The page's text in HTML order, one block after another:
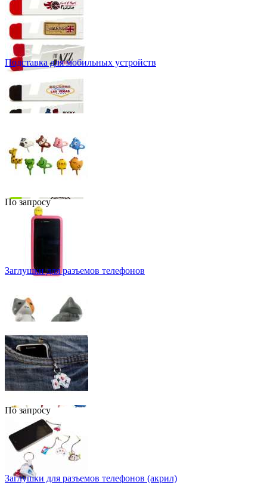
Подставка для мобильных устройств
По запросу
Заглушки для разъемов телефонов
По запросу
Заглушки для разъемов телефонов (акрил)